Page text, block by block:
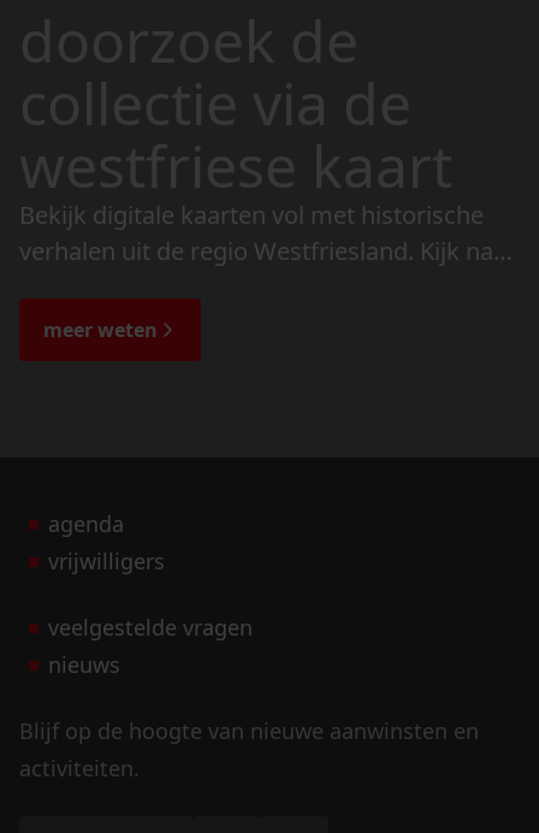
doorzoek de
collectie via de
westfriese kaart
Bekijk digitale kaarten vol met historische
verhalen uit de regio Westfriesland. Kijk naar
de bijzondere verhalen.
meer weten
agenda
vrijwilligers
veelgestelde vragen
nieuws
Blijf op de hoogte van nieuwe aanwinsten en
activiteiten.